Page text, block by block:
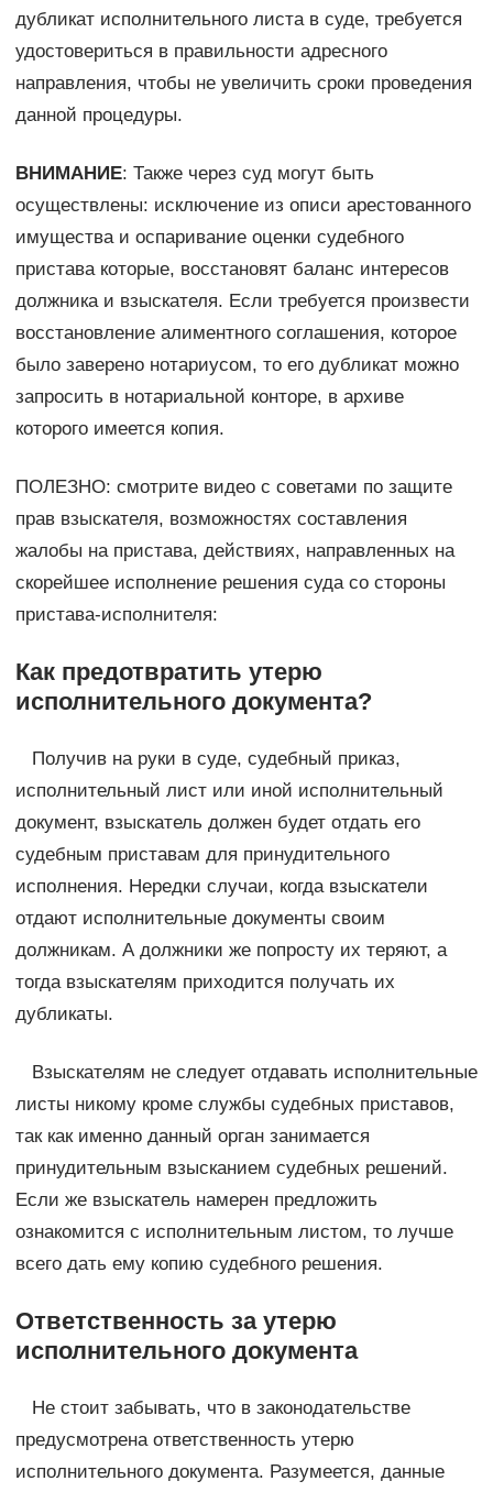
дубликат исполнительного листа в суде, требуется
удостовериться в правильности адресного
направления, чтобы не увеличить сроки проведения
данной процедуры.
ВНИМАНИЕ: Также через суд могут быть
осуществлены: исключение из описи арестованного
имущества и оспаривание оценки судебного
пристава которые, восстановят баланс интересов
должника и взыскателя. Если требуется произвести
восстановление алиментного соглашения, которое
было заверено нотариусом, то его дубликат можно
запросить в нотариальной конторе, в архиве
которого имеется копия.
ПОЛЕЗНО: смотрите видео с советами по защите
прав взыскателя, возможностях составления
жалобы на пристава, действиях, направленных на
скорейшее исполнение решения суда со стороны
пристава-исполнителя:
Как предотвратить утерю
исполнительного документа?
Получив на руки в суде, судебный приказ,
исполнительный лист или иной исполнительный
документ, взыскатель должен будет отдать его
судебным приставам для принудительного
исполнения. Нередки случаи, когда взыскатели
отдают исполнительные документы своим
должникам. А должники же попросту их теряют, а
тогда взыскателям приходится получать их
дубликаты.
Взыскателям не следует отдавать исполнительные
листы никому кроме службы судебных приставов,
так как именно данный орган занимается
принудительным взысканием судебных решений.
Если же взыскатель намерен предложить
ознакомится с исполнительным листом, то лучше
всего дать ему копию судебного решения.
Ответственность за утерю
исполнительного документа
Не стоит забывать, что в законодательстве
предусмотрена ответственность утерю
исполнительного документа. Разумеется, данные